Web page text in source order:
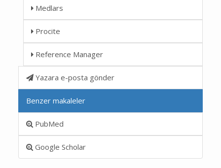
Medlars
Procite
Reference Manager
Yazara e-posta gönder
Benzer makaleler
PubMed
Google Scholar